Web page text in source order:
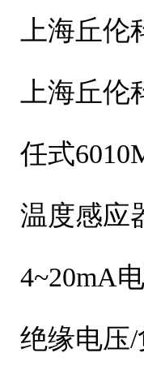
上海丘
上海丘
任式
温度感应
4~20mA
绝缘电压/